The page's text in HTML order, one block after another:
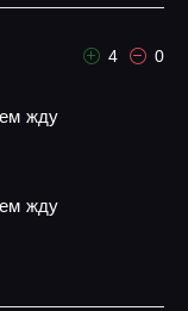
4 0
жду
жду